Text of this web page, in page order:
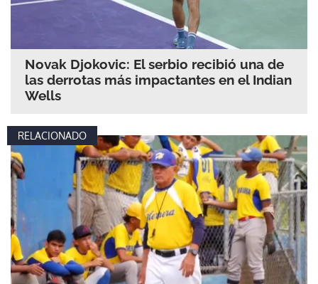
Novak Djokovic: El serbio recibió una de
las derrotas más impactantes en el Indian
Wells
RELACIONADO